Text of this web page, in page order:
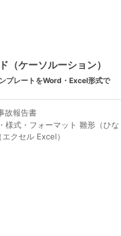
（ケーソルーション）
プレートをWord・Excel形式で
故報告書
様式・フォーマット 雛形（ひな
クセル Excel）